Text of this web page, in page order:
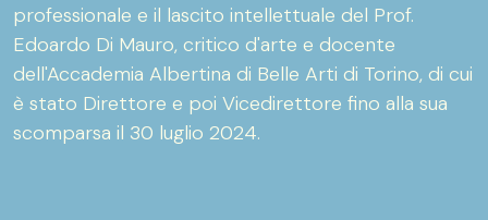
professionale e il lascito intellettuale del Prof.
Edoardo Di Mauro, critico d'arte e docente
dell'Accademia Albertina di Belle Arti di Torino, di cui
è stato Direttore e poi Vicedirettore fino alla sua
scomparsa il 30 luglio 2024.